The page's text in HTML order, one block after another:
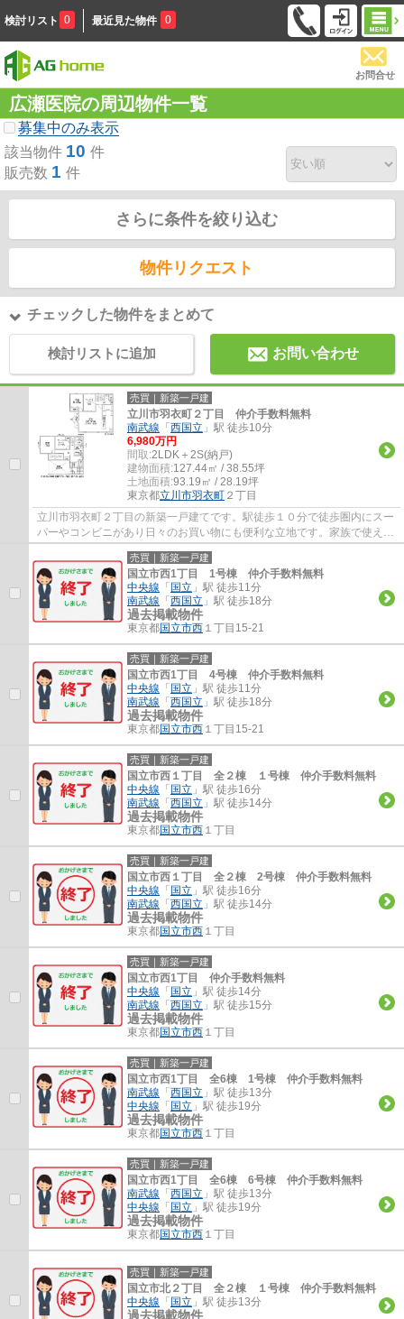
検討リスト 0 最近見た物件 0
お問合せ
広瀬医院の周辺物件一覧
募集中のみ表示
該当物件 10 件
販売数 1 件
さらに条件を絞り込む
物件リクエスト
チェックした物件をまとめて
検討リストに追加 お問い合わせ
売買｜新築一戸建
立川市羽衣町２丁目 仲介手数料無料
南武線 「 西国立 」駅 徒歩10分
6,980万円
間取:2LDK＋2S(納戸)
建物面積:127.44㎡ / 38.55坪
土地面積:93.19㎡ / 28.19坪
東京都立川市羽衣町 ２丁目
立川市羽衣町２丁目の新築一戸建てです。駅徒歩１０分で徒歩圏内にスー
パーやコンビニがあり日々のお買い物にも便利な立地です。家族で使える
ウォークインクローゼットがついた２LDK＋...
売買｜新築一戸建
国立市西1丁目 1号棟 仲介手数料無料
中央線 「 国立 」駅 徒歩11分
南武線 「 西国立 」駅 徒歩18分
過去掲載物件
東京都国立市西 １丁目15-21
売買｜新築一戸建
国立市西1丁目 4号棟 仲介手数料無料
中央線 「 国立 」駅 徒歩11分
南武線 「 西国立 」駅 徒歩18分
過去掲載物件
東京都国立市西 １丁目15-21
売買｜新築一戸建
国立市西１丁目 全２棟 １号棟 仲介手数料無料
中央線 「 国立 」駅 徒歩16分
南武線 「 西国立 」駅 徒歩14分
過去掲載物件
東京都国立市西 １丁目
売買｜新築一戸建
国立市西１丁目 全２棟 2号棟 仲介手数料無料
中央線 「 国立 」駅 徒歩16分
南武線 「 西国立 」駅 徒歩14分
過去掲載物件
東京都国立市西 １丁目
売買｜新築一戸建
国立市西1丁目 仲介手数料無料
中央線 「 国立 」駅 徒歩14分
南武線 「 西国立 」駅 徒歩15分
過去掲載物件
東京都国立市西 １丁目
売買｜新築一戸建
国立市西1丁目 全6棟 1号棟 仲介手数料無料
南武線 「 西国立 」駅 徒歩13分
中央線 「 国立 」駅 徒歩19分
過去掲載物件
東京都国立市西 １丁目
売買｜新築一戸建
国立市西1丁目 全6棟 6号棟 仲介手数料無料
南武線 「 西国立 」駅 徒歩13分
中央線 「 国立 」駅 徒歩19分
過去掲載物件
東京都国立市西 １丁目
売買｜新築一戸建
国立市北２丁目 全２棟 １号棟 仲介手数料無料
中央線 「 国立 」駅 徒歩13分
過去掲載物件